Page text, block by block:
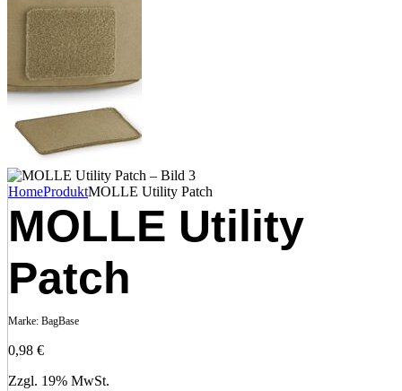
HomeProduktMOLLE Utility Patch
MOLLE Utility
Patch
Marke: BagBase
0,98 €
Zzgl. 19% MwSt.